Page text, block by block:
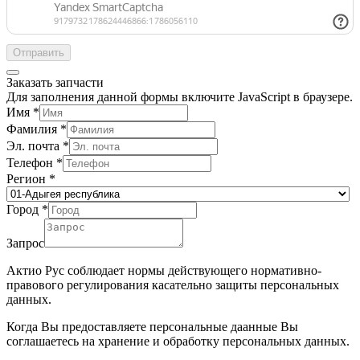
Отправить
Заказать запчасти
Для заполнения данной формы включите JavaScript в браузере.
Имя *
Фамилия *
Эл. почта *
Телефон *
Регион *
Город *
Запрос
Актио Рус соблюдает нормы действующего нормативно-
правового регулирования касательно защиты персональных
данных.
Когда Вы предоставляете персональные даанные Вы
соглашаетесь на хранение и обработку персональных данных.